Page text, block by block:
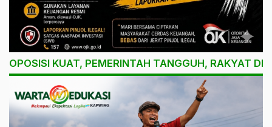
OPOSISI KUAT, PEMERINTAH TANGGUH, RAKYAT